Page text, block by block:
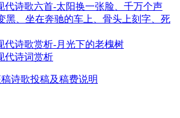
代诗歌六首-太阳换一张脸、千万个声
黑、坐在奔驰的车上、骨头上刻字、死
代诗歌赏析-月光下的老槐树
代诗词赏析